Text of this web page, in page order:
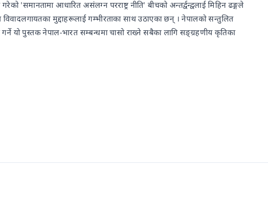
आधारित असंलग्न परराष्ट्र नीति' बीचको अन्तर्द्वन्द्वलाई मिहिन ढङ्गले
मुद्दाहरूलाई गम्भीरताका साथ उठाएका छन् । नेपालको सन्तुलित
गर्ने यो पुस्तक नेपाल-भारत सम्बन्धमा चासो राख्ने सबैका लागि सङ्ग्रहणीय कृतिका